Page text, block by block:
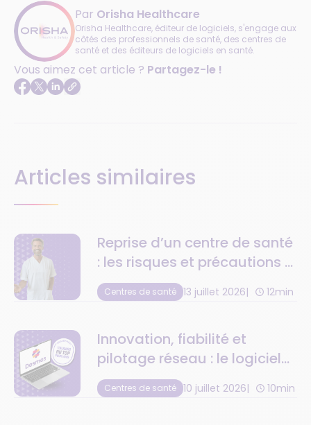
Par Orisha Healthcare
Orisha Healthcare, éditeur de logiciels, s'engage aux
côtés des professionnels de santé, des centres de
santé et des éditeurs de logiciels en santé.
Vous aimez cet article ? Partagez-le !
Articles similaires
Reprise d’un centre de santé
: les risques et précautions à
anticiper
Centres de santé 13 juillet 2026 12min
Innovation, fiabilité et
pilotage réseau : le logiciel
de centre de santé au top
de la tech
Centres de santé 10 juillet 2026 10min